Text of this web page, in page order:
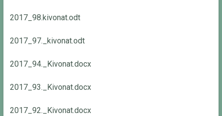
2017_98.kivonat.odt
2017_97._kivonat.odt
2017_94._Kivonat.docx
2017_93._Kivonat.docx
2017_92._Kivonat.docx